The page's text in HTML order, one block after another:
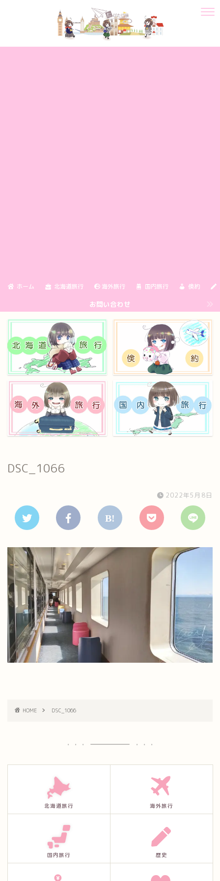
ホーム 北海道旅行 海外旅行 国内旅行 倹約
お問い合わせ
DSC_1066
2022年5月8日
HOME DSC_1066
北海道旅行 海外旅行
国内旅行 歴史